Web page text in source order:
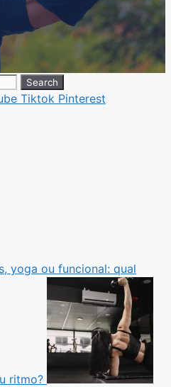
Search
Tiktok Pinterest
yoga ou funcional: qual
ritmo?